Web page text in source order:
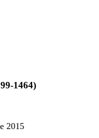
1464)
2015